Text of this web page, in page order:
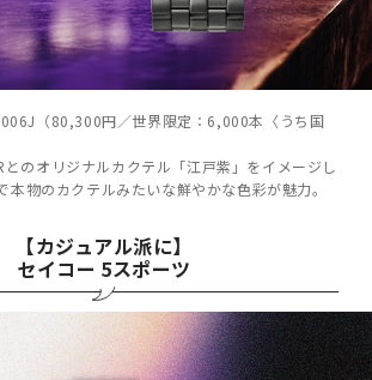
（80,300円／世界限定：6,000本〈うち国
とのオリジナルカクテル「江戸紫」をイメージし
本物のカクテルみたいな鮮やかな色彩が魅力。
【カジュアル派に】
セイコー 5スポーツ